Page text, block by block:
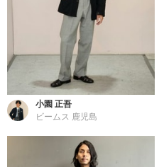
小園 正吾
ビームス 鹿児島